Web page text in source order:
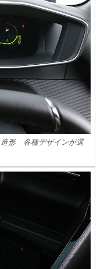
造形 各種デザインが選